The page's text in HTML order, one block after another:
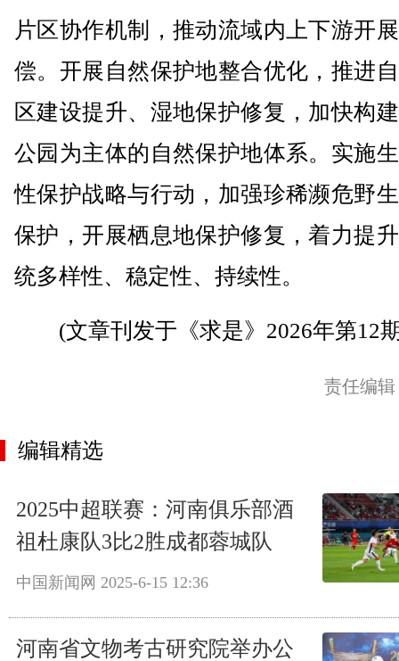
片区协作机制，推动流域内上下游开
偿。开展自然保护地整合优化，推进
区建设提升、湿地保护修复，加快构
公园为主体的自然保护地体系。实施
性保护战略与行动，加强珍稀濒危野
保护，开展栖息地保护修复，着力提
统多样性、稳定性、持续性。
(文章刊发于《求是》2026年第12
责任编
编辑精选
2025中超联赛：河南俱乐部酒
祖杜康队3比2胜成都蓉城队
中国新闻网 2025-6-15 12:36
河南省文物考古研究院举办公